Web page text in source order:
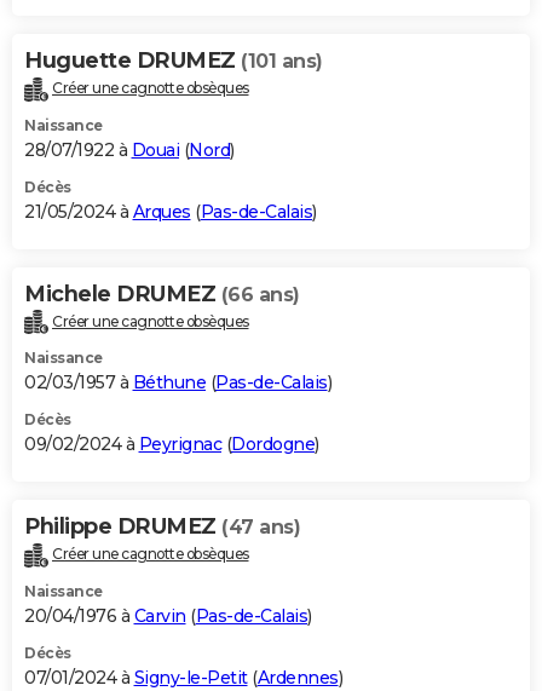
Huguette DRUMEZ (101 ans)
Créer une cagnotte obsèques
Naissance
28/07/1922 à Douai (Nord)
Décès
21/05/2024 à Arques (Pas-de-Calais)
Michele DRUMEZ (66 ans)
Créer une cagnotte obsèques
Naissance
02/03/1957 à Béthune (Pas-de-Calais)
Décès
09/02/2024 à Peyrignac(Dordogne)
Philippe DRUMEZ (47 ans)
Créer une cagnotte obsèques
Naissance
20/04/1976 à Carvin (Pas-de-Calais)
Décès
07/01/2024 à Signy-le-Petit(Ardennes)